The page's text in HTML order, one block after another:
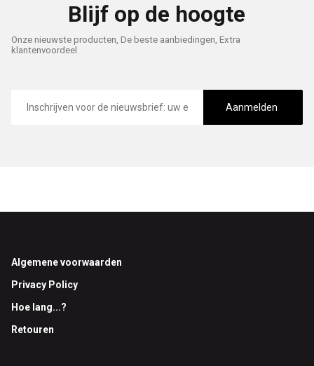
Blijf op de hoogte
Onze nieuwste producten, De beste aanbiedingen, Extra
klantenvoordeel
mailadres
Aanmelden
Footer
Algemene voorwaarden
Privacy Policy
Hoe lang...?
Retouren